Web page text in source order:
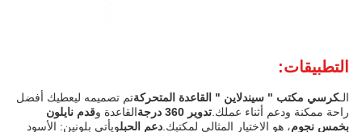
التطبيقات:
الـكرسي مكتب " سيندلاين " القاعدة المتحركةتم تصميمه ليعطيك أفضل
راحة ممكنة ودعم أثناء عملك. تدوير 360 درجة القاعدة وقدم نايلون
بخمس نجوم، هو الاختيار المثالي لمكتبك. دعم الحبلويأتي بلونين: الأسود